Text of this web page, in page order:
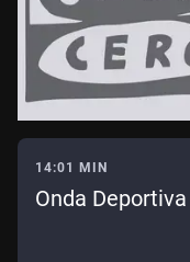
14:01 MIN
Onda